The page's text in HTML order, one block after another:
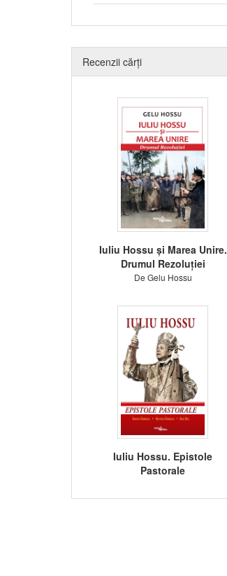
Recenzii cărți
Iuliu Hossu și Marea Unire.
Drumul Rezoluției
De Gelu Hossu
Iuliu Hossu. Epistole
Pastorale